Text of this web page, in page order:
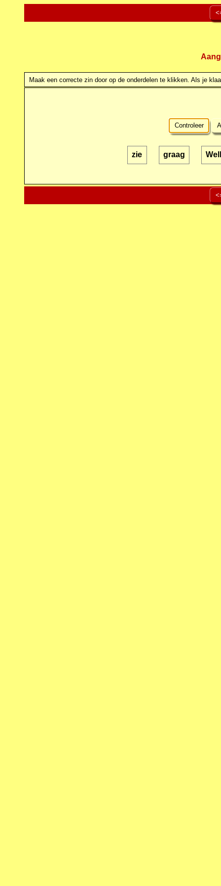
Maak een correcte zin door op de onderdelen te klikken. Als je
Controleer
zie graag